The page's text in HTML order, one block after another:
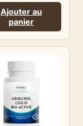
Ajouter au
panier